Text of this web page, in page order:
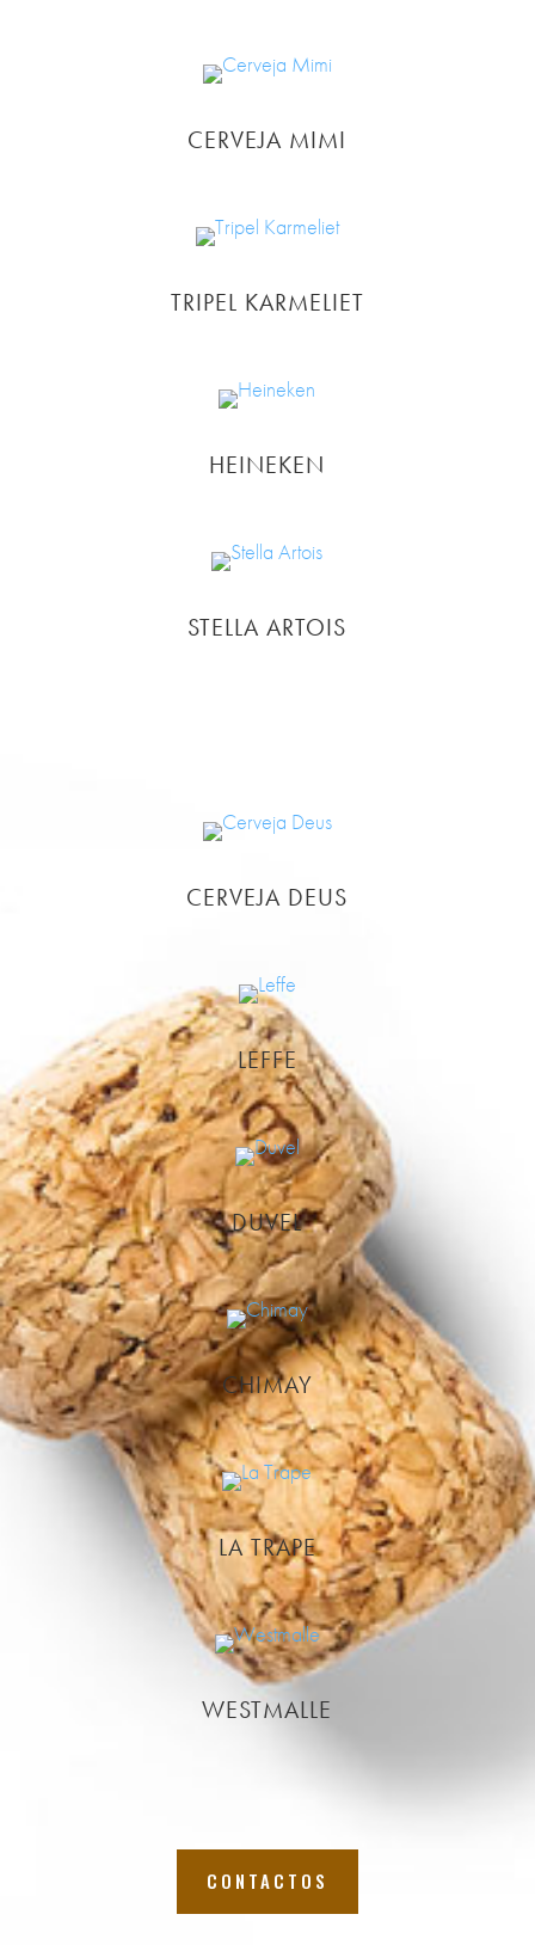
CERVEJA MIMI
TRIPEL KARMELIET
HEINEKEN
STELLA ARTOIS
CERVEJA DEUS
LEFFE
DUVEL
CHIMAY
LA TRAPE
WESTMALLE
CONTACTOS